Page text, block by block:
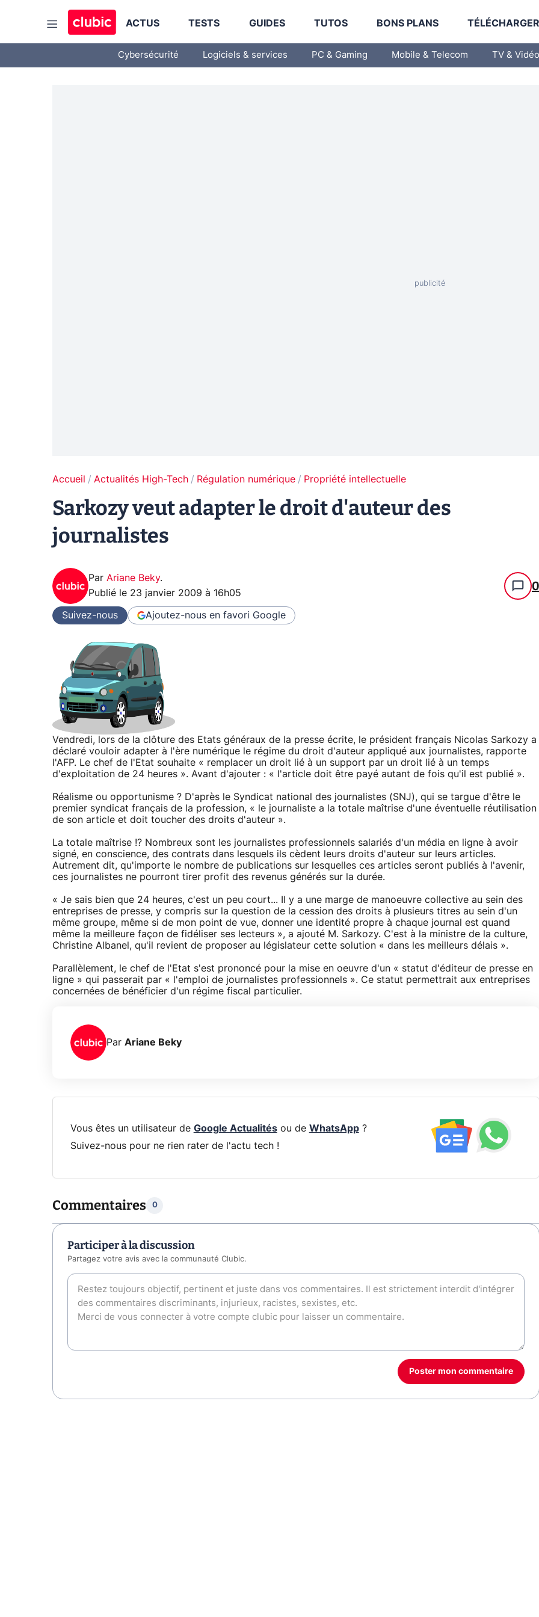
ACTUS TESTS GUIDES TUTOS BONS PLANS
Cybersécurité Logiciels & services PC & Gaming Mobile & Telecom TV & Vidéo
Accueil Actualités High-Tech Régulation numérique Propriété intellectuelle
Sarkozy veut adapter le droit d'auteur des
journalistes
Par Ariane Beky.
Publié le 23 janvier 2009 à 16h05 0
Suivez-nous Ajoutez-nous en favori Google
Vendredi, lors de la clôture des Etats généraux de la presse écrite, le président français Nicolas Sarkozy a
déclaré vouloir adapter à l'ère numérique le régime du droit d'auteur appliqué aux journalistes, rapporte
l'AFP. Le chef de l'Etat souhaite « remplacer un droit lié à un support par un droit lié à un temps
d'exploitation de 24 heures ». Avant d'ajouter : « l'article doit être payé autant de fois qu'il est publié ».
Réalisme ou opportunisme ? D'après le Syndicat national des journalistes (SNJ), qui se targue d'être le
premier syndicat français de la profession, « le journaliste a la totale maîtrise d'une éventuelle réutilisation
de son article et doit toucher des droits d'auteur ».
La totale maîtrise !? Nombreux sont les journalistes professionnels salariés d'un média en ligne à avoir
signé, en conscience, des contrats dans lesquels ils cèdent leurs droits d'auteur sur leurs articles.
Autrement dit, qu'importe le nombre de publications sur lesquelles ces articles seront publiés à l'avenir,
ces journalistes ne pourront tirer profit des revenus générés sur la durée.
« Je sais bien que 24 heures, c'est un peu court... Il y a une marge de manoeuvre collective au sein des
entreprises de presse, y compris sur la question de la cession des droits à plusieurs titres au sein d'un
même groupe, même si de mon point de vue, donner une identité propre à chaque journal est quand
même la meilleure façon de fidéliser ses lecteurs », a ajouté M. Sarkozy. C'est à la ministre de la culture,
Christine Albanel, qu'il revient de proposer au législateur cette solution « dans les meilleurs délais ».
Parallèlement, le chef de l'Etat s'est prononcé pour la mise en oeuvre d'un « statut d'éditeur de presse en
ligne » qui passerait par « l'emploi de journalistes professionnels ». Ce statut permettrait aux entreprises
concernées de bénéficier d'un régime fiscal particulier.
Par Ariane Beky
Vous êtes un utilisateur de Google Actualitésou de WhatsApp?
Suivez-nous pour ne rien rater de l'actu tech !
Commentaires 0
Participer à la discussion
Partagez votre avis avec la communauté Clubic.
Poster mon commentaire